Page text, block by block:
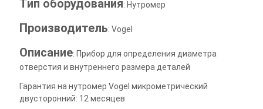
Тип оборудования: Нутромер
Производитель: Vogel
Описание: Прибор для определения диаметра
отверстия и внутреннего размера деталей
Гарантия на нутромер Vogel микрометрический
двусторонний: 12 месяцев